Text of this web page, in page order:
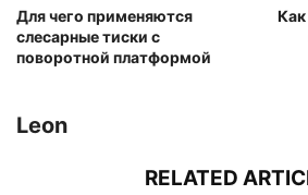
Для чего применяются
слесарные тиски с
поворотной платформой
Как
Leon
RELATED